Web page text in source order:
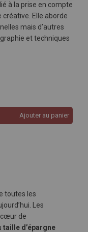
à la prise en compte
Elle aborde
mais d’autres
et techniques
Ajouter au panier
toutes les
Les
de
taille d’épargne